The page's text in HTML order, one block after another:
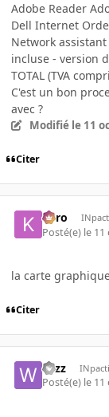
Adobe Reader
Dell Internet
Network
incluse - version
TOTAL (TVA
C'est un bon
avec ?
Modifié le 11
Citer
kyro
Posté(e) le
la carte
Citer
wizz
Posté(e) le